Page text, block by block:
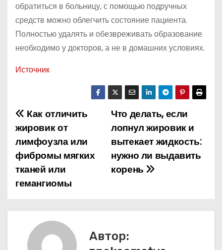
обратиться в больницу, с помощью подручных
средств можно облегчить состояние пациента.
Полностью удалять и обезвреживать образование
необходимо у докторов, а не в домашних условиях.
Источник
Н
а
в
и
Что делать, если
лопнул жировик и
вытекает жидкость:
нужно ли выдавить
корень
Как отличить
жировик от
лимфоузла или
фибромы мягких
тканей или
гемангиомы
Автор: